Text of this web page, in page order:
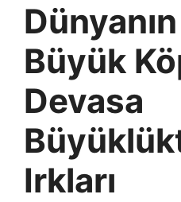
Büyük
Devasa
Irkları